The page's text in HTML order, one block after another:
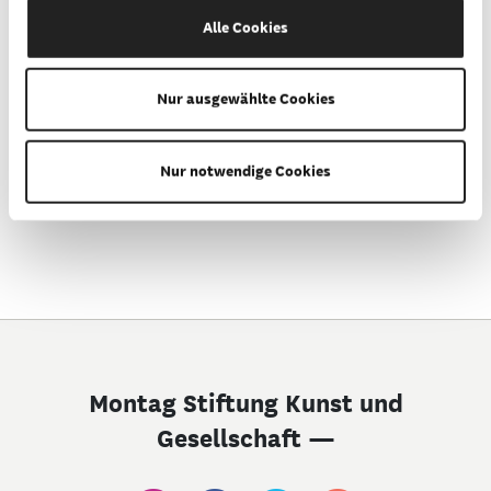
Alle Cookies
Nur ausgewählte Cookies
Nur notwendige Cookies
05. und 06.06.2020
Montag Stiftung Kunst und
Gesellschaft —